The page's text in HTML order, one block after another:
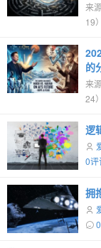
来源
19）
的
来源
24）
逻
0评
拥